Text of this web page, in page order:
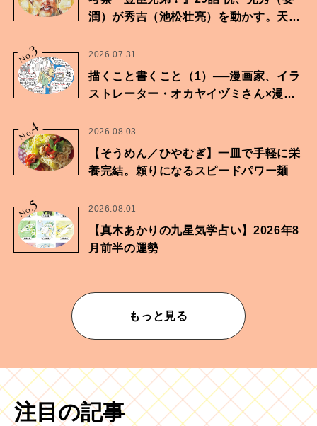
潤）が秀吉（池松壮亮）を動かす。天下
No.3 2026.07.31
描くこと書くこと（1）──漫画家、イラ
ストレーター・オカヤイヅミさん×漫画
No.4 2026.08.03
【そうめん／ひやむぎ】一皿で手軽に栄
養完結。頼りになるスピードパワー麺
No.5 2026.08.01
【真木あかりの九星気学占い】2026年8
月前半の運勢
もっと見る
注目の記事